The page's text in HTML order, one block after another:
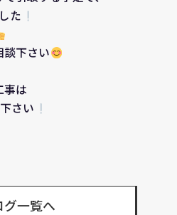
た
談下さい
事は
さい
グ一覧へ